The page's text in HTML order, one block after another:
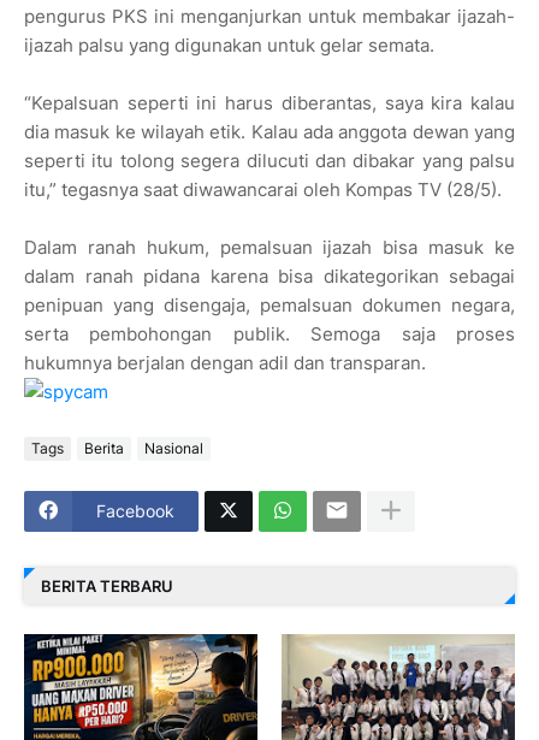
pengurus PKS ini menganjurkan untuk membakar ijazah-
ijazah palsu yang digunakan untuk gelar semata.
“Kepalsuan seperti ini harus diberantas, saya kira kalau
dia masuk ke wilayah etik. Kalau ada anggota dewan yang
seperti itu tolong segera dilucuti dan dibakar yang palsu
itu,” tegasnya saat diwawancarai oleh Kompas TV (28/5).
Dalam ranah hukum, pemalsuan ijazah bisa masuk ke
dalam ranah pidana karena bisa dikategorikan sebagai
penipuan yang disengaja, pemalsuan dokumen negara,
serta pembohongan publik. Semoga saja proses
hukumnya berjalan dengan adil dan transparan.
Tags Berita Nasional
Facebook
BERITA TERBARU